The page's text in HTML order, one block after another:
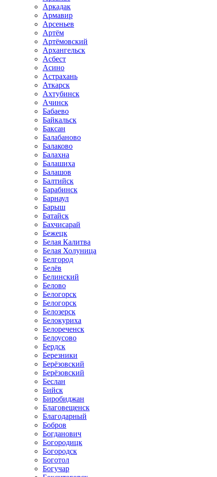
Аркадак
Армавир
Арсеньев
Артём
Артёмовский
Архангельск
Асбест
Асино
Астрахань
Аткарск
Ахтубинск
Ачинск
Бабаево
Байкальск
Баксан
Балабаново
Балаково
Балахна
Балашиха
Балашов
Балтийск
Барабинск
Барнаул
Барыш
Батайск
Бахчисарай
Бежецк
Белая Калитва
Белая Холуница
Белгород
Белёв
Белинский
Белово
Белогорск
Белогорск
Белозерск
Белокуриха
Белореченск
Белоусово
Бердск
Березники
Берёзовский
Берёзовский
Беслан
Бийск
Биробиджан
Благовещенск
Благодарный
Бобров
Богданович
Богородицк
Богородск
Боготол
Богучар